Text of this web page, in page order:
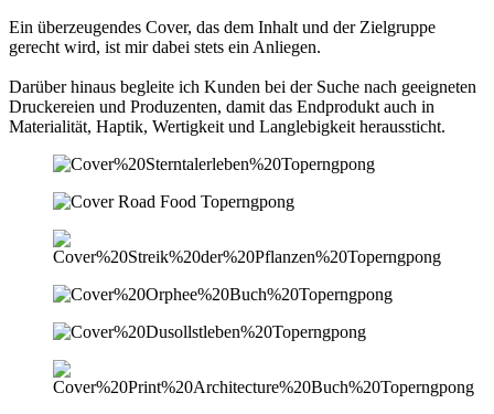
Ein überzeugendes Cover, das dem Inhalt und der Zielgruppe
gerecht wird, ist mir dabei stets ein Anliegen.
Darüber hinaus begleite ich Kunden bei der Suche nach geeigneten
Druckereien und Produzenten, damit das Endprodukt auch in
Materialität, Haptik, Wertigkeit und Langlebigkeit heraussticht.